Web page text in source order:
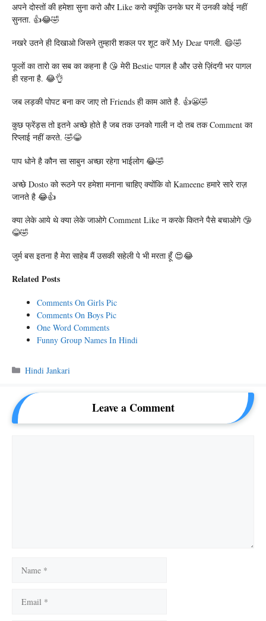
अपने दोस्तों की हमेशा सुना करो और Like करो क्यूंकि उनके घर में उनकी कोई नहीं
सुनता. 👍😂🤣
नखरे उतने ही दिखाओ जिसने तुम्हारी शकल पर शूट करें My Dear पगली. 😄🤣
फूलों का तारो का सब का कहना है 😘 मेरी Bestie पागल है और उसे ज़िंदगी भर पागल
ही रहना है. 😂👌
जब लड़की पोपट बना कर जाए तो Friends ही काम आते है. 👍😬🤣
कुछ फ्रेंड्स तो इतने अच्छे होते है जब तक उनको गाली न दो तब तक Comment का
रिप्लाई नहीं करते. 🤣😂
पाप धोने है कौन सा साबुन अच्छा रहेगा भाईलोग 😂🤣
अच्छे Dosto को रूठने पर हमेशा मनाना चाहिए क्योंकि वो Kameene हमारे सारे राज़
जानते है 😂👍
क्या लेके आये थे क्या लेके जाओगे Comment Like न करके कितने पैसे बचाओगे 🤥
😂🤣
जुर्म बस इतना है मेरा साहेब मैं उसकी सहेली पे भी मरता हूँ 😍😂
Related Posts
Comments On Girls Pic
Comments On Boys Pic
One Word Comments
Funny Group Names In Hindi
Categories
Hindi Jankari
Leave a Comment